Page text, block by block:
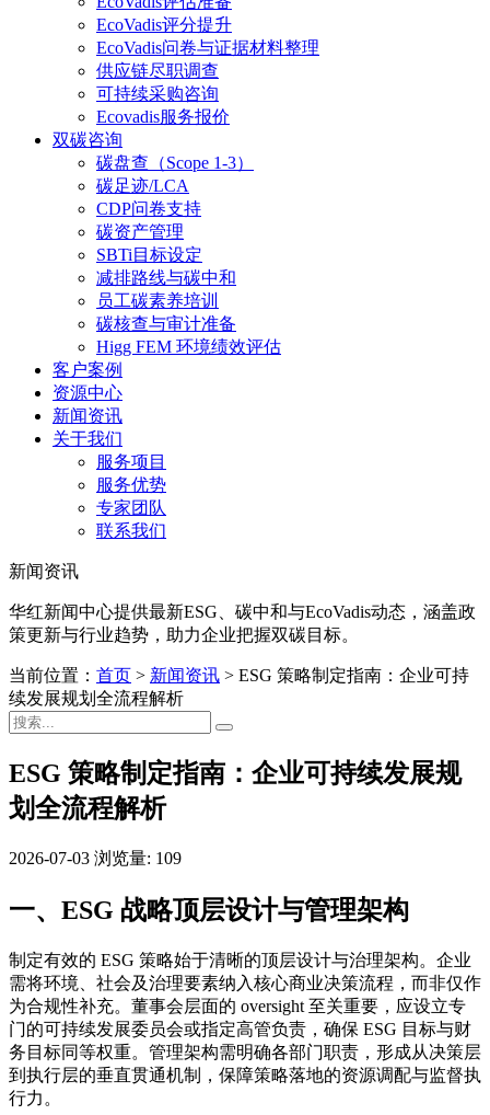
EcoVadis评分提升
EcoVadis问卷与证据材料整理
供应链尽职调查
可持续采购咨询
Ecovadis服务报价
双碳咨询
碳盘查（Scope 1-3）
碳足迹/LCA
CDP问卷支持
碳资产管理
SBTi目标设定
减排路线与碳中和
员工碳素养培训
碳核查与审计准备
Higg FEM 环境绩效评估
客户案例
资源中心
新闻资讯
关于我们
服务项目
服务优势
专家团队
联系我们
新闻资讯
华红新闻中心提供最新ESG、碳中和与EcoVadis动态，涵盖政
策更新与行业趋势，助力企业把握双碳目标。
当前位置： 首页 > 新闻资讯 > ESG 策略制定指南：企业可持
续发展规划全流程解析
ESG 策略制定指南：企业可持续发展规
划全流程解析
2026-07-03 浏览量: 109
一、ESG 战略顶层设计与管理架构
制定有效的 ESG 策略始于清晰的顶层设计与治理架构。企业
需将环境、社会及治理要素纳入核心商业决策流程，而非仅作
为合规性补充。董事会层面的 oversight 至关重要，应设立专
门的可持续发展委员会或指定高管负责，确保 ESG 目标与财
务目标同等权重。管理架构需明确各部门职责，形成从决策层
到执行层的垂直贯通机制，保障策略落地的资源调配与监督执
行力。